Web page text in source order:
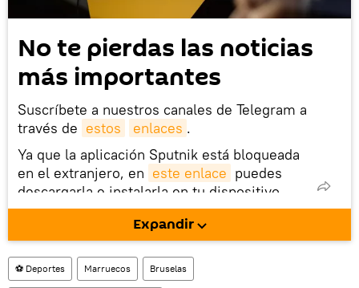
No te pierdas las noticias
más importantes
Suscríbete a nuestros canales de Telegram a
través de estos enlaces .
Ya que la aplicación Sputnik está bloqueada
en el extranjero, en este enlace puedes
descargarla e instalarla en tu dispositivo
móvil (¡solo para Android!).
También tenemos una cuenta en la red
social rusa VK .
Expandir
⚽ Deportes Marruecos Bruselas